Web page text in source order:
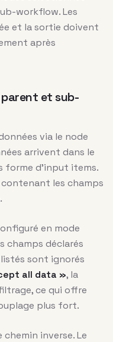
workflow. Les
et la sortie doivent
après
et sub-
via le node
arrivent dans le
d’input items.
les champs
en mode
champs déclarés
sont ignorés
all data », la
ce qui offre
plus fort.
inverse. Le